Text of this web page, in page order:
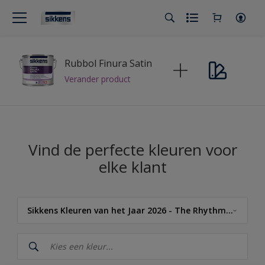
Rubbol Finura Satin
Verander product
Vind de perfecte kleuren voor
elke klant
Sikkens Kleuren van het Jaar 2026 - The Rhythm of Blues
Sikkens